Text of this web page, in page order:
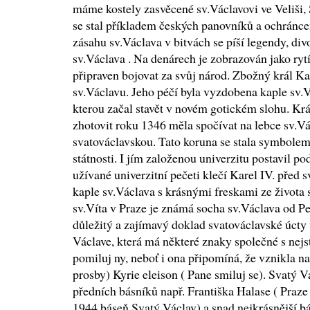
máme kostely zasvěcené sv.Václavovi ve
se stal příkladem českých panovníků a
zásahu sv.Václava v bitvách se píší legendy,
sv.Václava . Na denárech je zobrazován jako
připraven bojovat za svůj národ. Zbožný král
sv.Václavu. Jeho péčí byla vyzdobena kaple
kterou začal stavět v novém gotickém slohu.
zhotovit roku 1346 měla spočívat na lebce
svatováclavskou. Tato koruna se stala
státnosti. I jím založenou univerzitu postavil
užívané univerzitní pečeti klečí Karel IV. před
kaple sv.Václava s krásnými freskami ze
sv.Víta v Praze je známá socha sv.Václava od
důležitý a zajímavý doklad svatováclavské
Václave, která má některé znaky společné s
pomiluj ny, neboť i ona připomíná, že vznikla
prosby) Kyrie eleison ( Pane smiluj se). Svatý
předních básníků např. Františka Halase (